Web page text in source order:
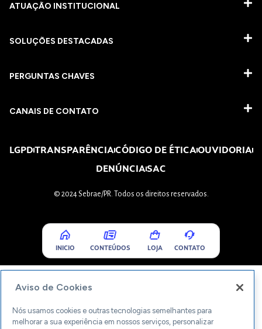
ATUAÇÃO INSTITUCIONAL
SOLUÇÕES DESTACADAS
PERGUNTAS CHAVES​
CANAIS DE CONTATO
LGPDTRANSPARÊNCIACÓDIGO DE ÉTICAOUVIDORIA
DENÚNCIASAC
© 2024 Sebrae/PR. Todos os direitos reservados.
INICIO CONTEÚDOS LOJA CONTATO
Aviso de Cookies
Nós usamos cookies e outras tecnologias semelhantes para
melhorar a sua experiência em nossos serviços, personalizar